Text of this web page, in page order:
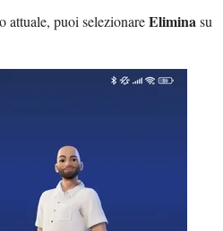
attuale, puoi selezionareEliminasu